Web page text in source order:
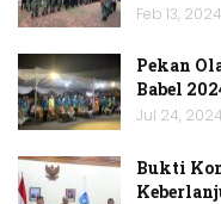
Feb 13, 2024
Pekan
Babel
Jul 24, 2024
Bukti